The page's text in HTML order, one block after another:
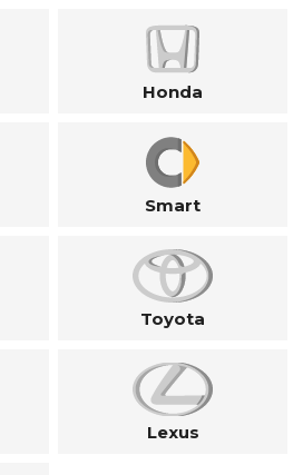
Honda
Smart
Toyota
Lexus